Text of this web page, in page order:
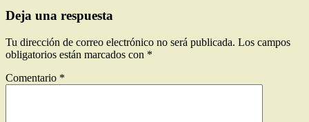
Deja una respuesta
Tu dirección de correo electrónico no será publicada. Los campos
obligatorios están marcados con *
Comentario *